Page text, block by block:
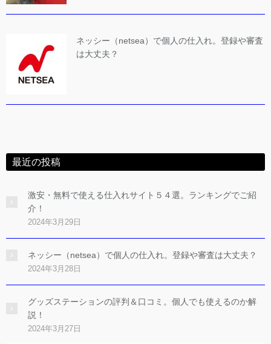
ネッシー（netsea）で個人の仕入れ。登録や審査
は大丈夫？
最近の投稿
激安・無料で使える仕入れサイト５４選。ランキングでご紹
介！
2024年3月29日
ネッシー（netsea）で個人の仕入れ。登録や審査は大丈夫？
2024年3月28日
グッズステーションの評判＆口コミ。個人でも使えるのか解
説！
2024年3月27日